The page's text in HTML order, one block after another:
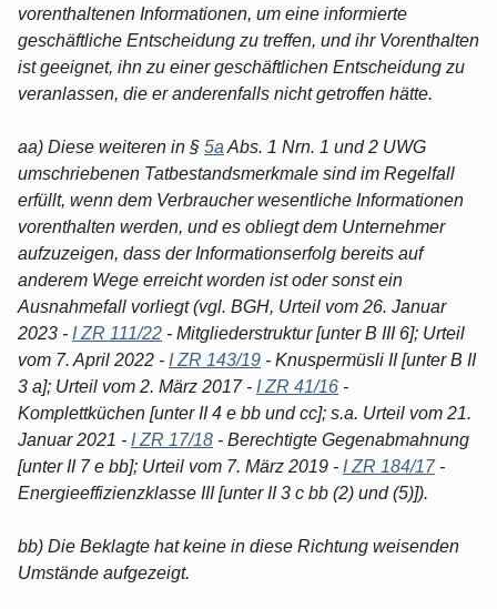
vorenthaltenen Informationen, um eine informierte
geschäftliche Entscheidung zu treffen, und ihr Vorenthalten
ist geeignet, ihn zu einer geschäftlichen Entscheidung zu
veranlassen, die er anderenfalls nicht getroffen hätte.
aa) Diese weiteren in § 5a Abs. 1 Nrn. 1 und 2 UWG
umschriebenen Tatbestandsmerkmale sind im Regelfall
erfüllt, wenn dem Verbraucher wesentliche Informationen
vorenthalten werden, und es obliegt dem Unternehmer
aufzuzeigen, dass der Informationserfolg bereits auf
anderem Wege erreicht worden ist oder sonst ein
Ausnahmefall vorliegt (vgl. BGH, Urteil vom 26. Januar
2023 - I ZR 111/22 - Mitgliederstruktur [unter B III 6]; Urteil
vom 7. April 2022 - I ZR 143/19 - Knuspermüsli II [unter B II
3 a]; Urteil vom 2. März 2017 - I ZR 41/16 -
Komplettküchen [unter II 4 e bb und cc]; s.a. Urteil vom 21.
Januar 2021 - I ZR 17/18 - Berechtigte Gegenabmahnung
[unter II 7 e bb]; Urteil vom 7. März 2019 - I ZR 184/17-
Energieeffizienzklasse III [unter II 3 c bb (2) und (5)]).
bb) Die Beklagte hat keine in diese Richtung weisenden
Umstände aufgezeigt.